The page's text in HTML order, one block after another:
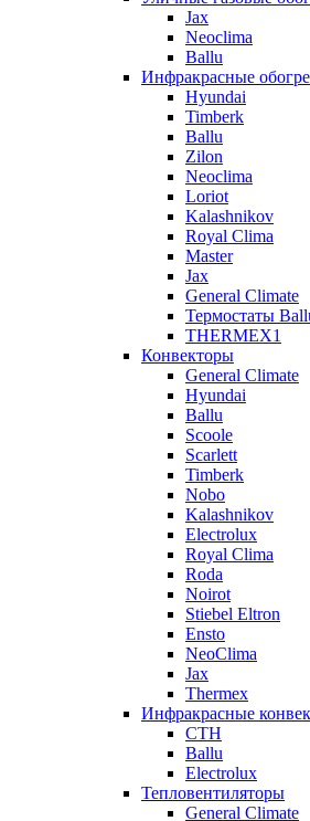
Jax
Neoclima
Ballu
Инфракрасные
Hyundai
Timberk
Ballu
Zilon
Neoclima
Loriot
Kalashnikov
Royal Clima
Master
Jax
General Climate
Термостаты
THERMEX1
Конвекторы
General Climate
Hyundai
Ballu
Scoole
Scarlett
Timberk
Nobo
Kalashnikov
Electrolux
Royal Clima
Roda
Noirot
Stiebel Eltron
Ensto
NeoClima
Jax
Thermex
Инфракрасные
CTH
Ballu
Electrolux
Тепловентиляторы
General Climate